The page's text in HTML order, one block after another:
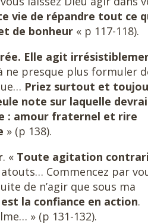
vie de répandre tout ce
de bonheur « p 117-118).
Elle agit
ne presque plus formuler
Priez surtout et
note sur laquelle
: amour fraternel et rire
» (p 138).
. « Toute agitation
Commencez par
de n’agir que sous ma
la confiance en action.
» (p 131-132).